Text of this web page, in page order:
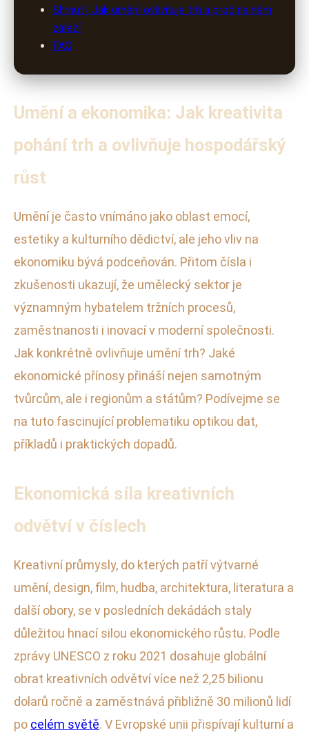
Shrnutí: Jak umění ovlivňuje trh a proč na něm
záleží
FAQ
Umění a ekonomika: Jak kreativita
pohání trh a ovlivňuje hospodářský
růst
Umění je často vnímáno jako oblast emocí,
estetiky a kulturního dědictví, ale jeho vliv na
ekonomiku bývá podceňován. Přitom čísla i
zkušenosti ukazují, že umělecký sektor je
významným hybatelem tržních procesů,
zaměstnanosti i inovací v moderní společnosti.
Jak konkrétně ovlivňuje umění trh? Jaké
ekonomické přínosy přináší nejen samotným
tvůrcům, ale i regionům a státům? Podívejme se
na tuto fascinující problematiku optikou dat,
příkladů i praktických dopadů.
Ekonomická síla kreativních
odvětví v číslech
Kreativní průmysly, do kterých patří výtvarné
umění, design, film, hudba, architektura, literatura a
další obory, se v posledních dekádách staly
důležitou hnací silou ekonomického růstu. Podle
zprávy UNESCO z roku 2021 dosahuje globální
obrat kreativních odvětví více než 2,25 bilionu
dolarů ročně a zaměstnává přibližně 30 milionů lidí
po celém světě. V Evropské unii přispívají kulturní a